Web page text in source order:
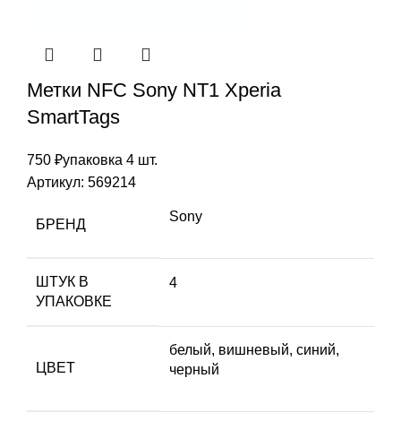
Метки NFC Sony NT1 Xperia
SmartTags
750 ₽упаковка 4 шт.
Артикул: 569214
БРЕНД
Sony
ШТУК В
УПАКОВКЕ
4
ЦВЕТ
белый, вишневый, синий,
черный